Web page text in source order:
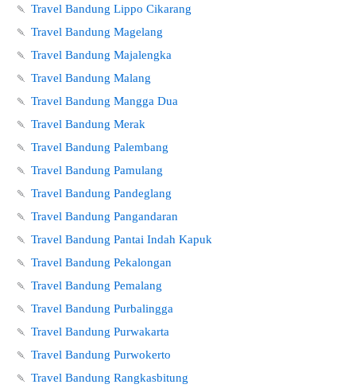
🍡 Travel Bandung Lippo Cikarang
🍡 Travel Bandung Magelang
🍡 Travel Bandung Majalengka
🍡 Travel Bandung Malang
🍡 Travel Bandung Mangga Dua
🍡 Travel Bandung Merak
🍡 Travel Bandung Palembang
🍡 Travel Bandung Pamulang
🍡 Travel Bandung Pandeglang
🍡 Travel Bandung Pangandaran
🍡 Travel Bandung Pantai Indah Kapuk
🍡 Travel Bandung Pekalongan
🍡 Travel Bandung Pemalang
🍡 Travel Bandung Purbalingga
🍡 Travel Bandung Purwakarta
🍡 Travel Bandung Purwokerto
🍡 Travel Bandung Rangkasbitung